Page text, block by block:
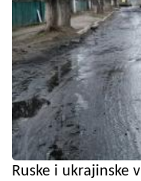
Ruske i ukrajinske